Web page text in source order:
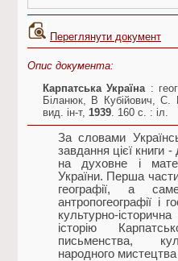
Переглянути документ
Опис документа:
Карпатська Україна :
Біланюк, В Кубійович, С.
вид. ін-т, 1939. 160 c. : іл.
За словами
завдання цієї книги -
на духовне і
України. Перша
географії, а
антропогеографії і
культурно-
історію
письменства,
народного